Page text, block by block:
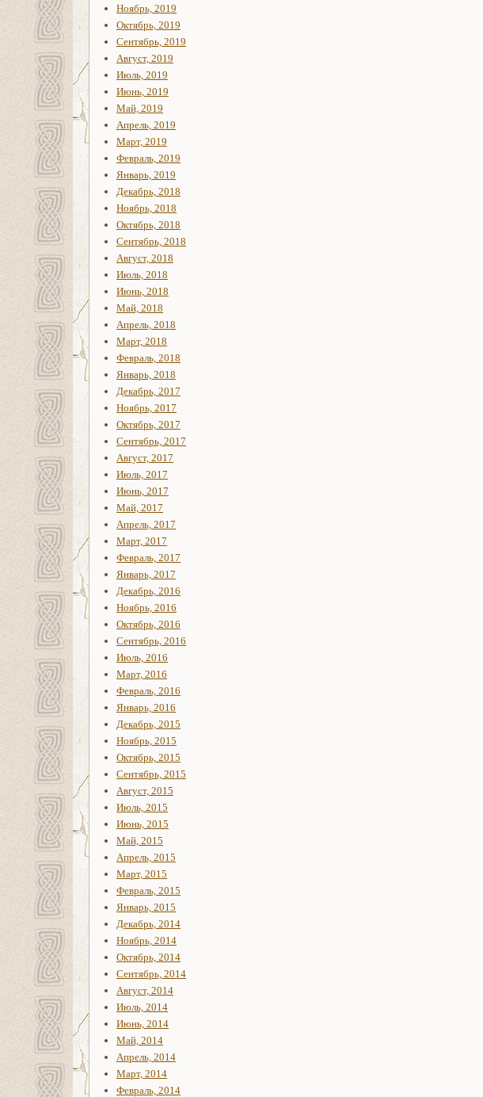
Ноябрь, 2019
Октябрь, 2019
Сентябрь, 2019
Август, 2019
Июль, 2019
Июнь, 2019
Май, 2019
Апрель, 2019
Март, 2019
Февраль, 2019
Январь, 2019
Декабрь, 2018
Ноябрь, 2018
Октябрь, 2018
Сентябрь, 2018
Август, 2018
Июль, 2018
Июнь, 2018
Май, 2018
Апрель, 2018
Март, 2018
Февраль, 2018
Январь, 2018
Декабрь, 2017
Ноябрь, 2017
Октябрь, 2017
Сентябрь, 2017
Август, 2017
Июль, 2017
Июнь, 2017
Май, 2017
Апрель, 2017
Март, 2017
Февраль, 2017
Январь, 2017
Декабрь, 2016
Ноябрь, 2016
Октябрь, 2016
Сентябрь, 2016
Июль, 2016
Март, 2016
Февраль, 2016
Январь, 2016
Декабрь, 2015
Ноябрь, 2015
Октябрь, 2015
Сентябрь, 2015
Август, 2015
Июль, 2015
Июнь, 2015
Май, 2015
Апрель, 2015
Март, 2015
Февраль, 2015
Январь, 2015
Декабрь, 2014
Ноябрь, 2014
Октябрь, 2014
Сентябрь, 2014
Август, 2014
Июль, 2014
Июнь, 2014
Май, 2014
Апрель, 2014
Март, 2014
Февраль, 2014